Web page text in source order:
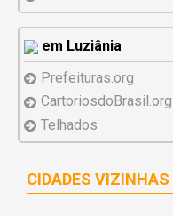
em Luziânia
Prefeituras.org
CartoriosdoBrasil.org
Telhados
CIDADES